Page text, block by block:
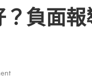
負面